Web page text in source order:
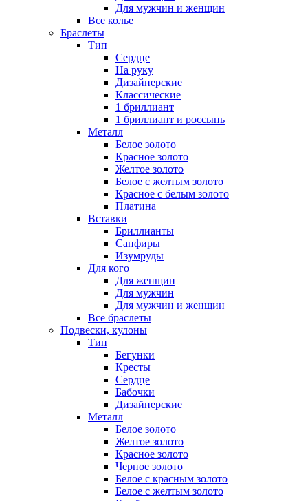
Для мужчин и женщин
Все колье
Браслеты
Тип
Сердце
На руку
Дизайнерские
Классические
1 бриллиант
1 бриллиант и россыпь
Металл
Белое золото
Красное золото
Желтое золото
Белое с желтым золото
Красное с белым золото
Платина
Вставки
Бриллианты
Сапфиры
Изумруды
Для кого
Для женщин
Для мужчин
Для мужчин и женщин
Все браслеты
Подвески, кулоны
Тип
Бегунки
Кресты
Сердце
Бабочки
Дизайнерские
Металл
Белое золото
Желтое золото
Красное золото
Черное золото
Белое с красным золото
Белое с желтым золото